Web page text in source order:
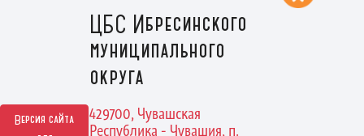
Версия сайта
ЦБС Ибресинского
муниципального
округа
429700, Чувашская
Республика - Чувашия, п.